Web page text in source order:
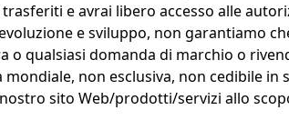
e avrai libero accesso alle
e sviluppo, non garantiamo
o qualsiasi domanda di marchio o
non esclusiva, non cedibile
sito Web/prodotti/servizi allo